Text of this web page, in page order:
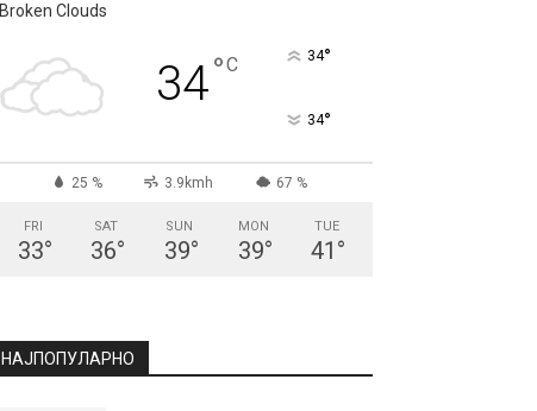
Broken Clouds
34°C 34°
34°
25 % 3.9kmh 67 %
FRI
33°
SAT
36°
SUN
39°
MON
39°
TUE
41 °
НАЈПОПУЛАРНО